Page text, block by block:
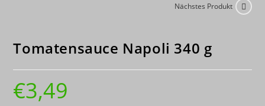
Nächstes Produkt
Tomatensauce Napoli 340 g
€3,49